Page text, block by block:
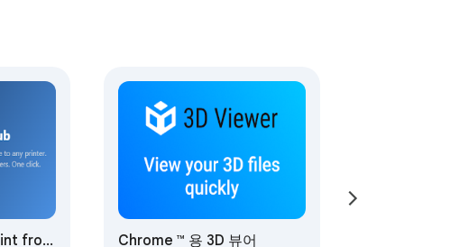
from Chrome ™ 용 3D 뷰어